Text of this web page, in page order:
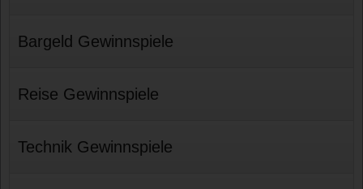
Bargeld Gewinnspiele
Reise Gewinnspiele
Technik Gewinnspiele